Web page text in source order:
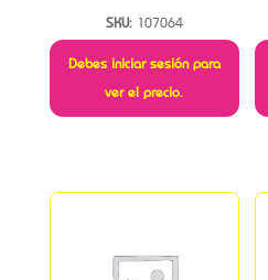
SKU: 107064
Debes iniciar sesión para
ver el precio.